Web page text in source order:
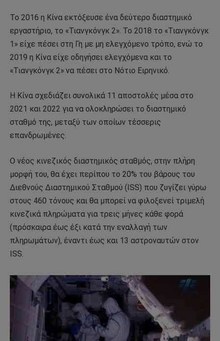
Το 2016 η Κίνα εκτόξευσε ένα δεύτερο διαστημικό
εργαστήριο, το «Τιανγκόνγκ 2». Το 2018 το «Τιανγκόνγκ
1» είχε πέσει στη Γη με μη ελεγχόμενο τρόπο, ενώ το
2019 η Κίνα είχε οδηγήσει ελεγχόμενα και το
«Τιανγκόνγκ 2» να πέσει στο Νότιο Ειρηνικό.
Η Κίνα σχεδιάζει συνολικά 11 αποστολές μέσα στο
2021 και 2022 για να ολοκληρώσει το διαστημικό
σταθμό της, μεταξύ των οποίων τέσσερις
επανδρωμένες.
Ο νέος κινεζικός διαστημικός σταθμός, στην πλήρη
μορφή του, θα έχει περίπου το 20% του βάρους του
Διεθνούς Διαστημικού Σταθμού (ISS) που ζυγίζει γύρω
στους 460 τόνους και θα μπορεί να φιλοξενεί τριμελή
κινεζικά πληρώματα για τρεις μήνες κάθε φορά
(πρόσκαιρα έως έξι κατά την εναλλαγή των
πληρωμάτων), έναντι έως και 13 αστροναυτών στον
ISS.